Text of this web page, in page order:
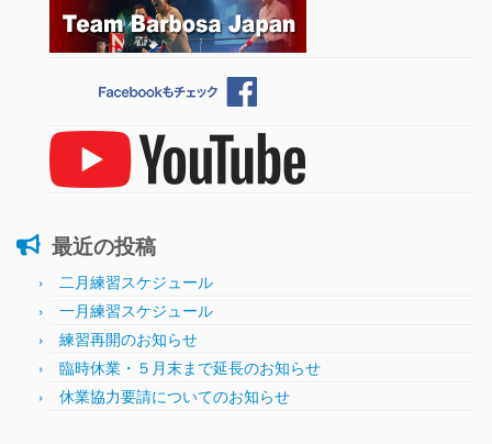
最近の投稿
二月練習スケジュール
一月練習スケジュール
練習再開のお知らせ
臨時休業・５月末まで延長のお知らせ
休業協力要請についてのお知らせ